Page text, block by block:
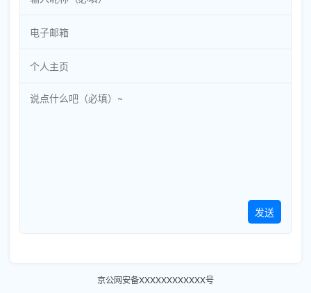
发送
京公网安备XXXXXXXXXXXX号